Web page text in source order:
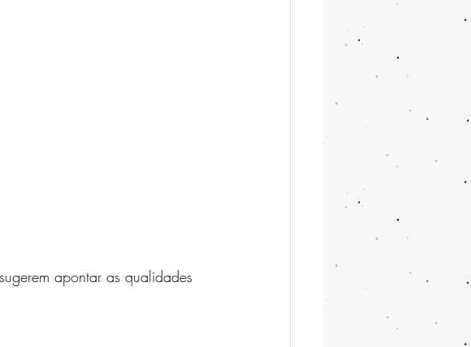
apontar as qualidades